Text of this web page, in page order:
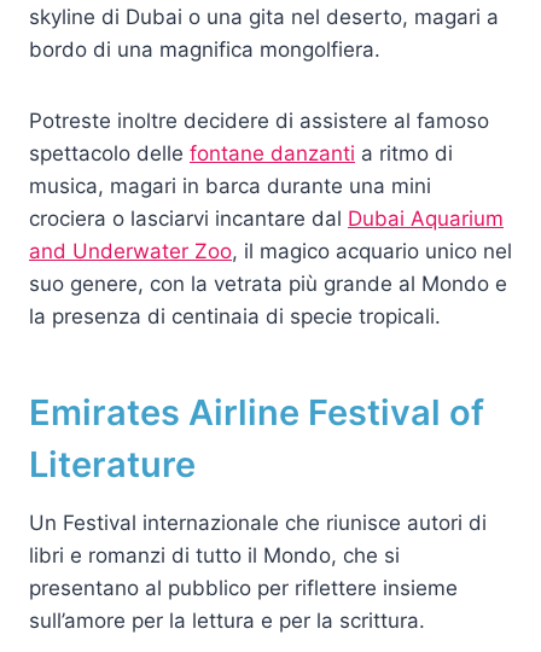
skyline di Dubai o una gita nel deserto, magari a
bordo di una magnifica mongolfiera.
Potreste inoltre decidere di assistere al famoso
spettacolo delle fontane danzanti a ritmo di
musica, magari in barca durante una mini
crociera o lasciarvi incantare dal Dubai Aquarium
and Underwater Zoo, il magico acquario unico nel
suo genere, con la vetrata più grande al Mondo e
la presenza di centinaia di specie tropicali.
Emirates Airline Festival of
Literature
Un Festival internazionale che riunisce autori di
libri e romanzi di tutto il Mondo, che si
presentano al pubblico per riflettere insieme
sull’amore per la lettura e per la scrittura.